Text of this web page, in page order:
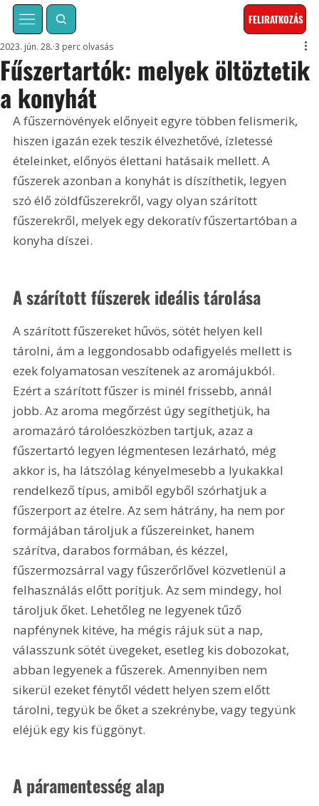
FELIRATKOZÁS
Fűszertartók: melyek öltöztetik
a konyhát
2023. jún. 28. 3 perc olvasás
A fűszernövények előnyeit egyre többen felismerik,
hiszen igazán ezek teszik élvezhetővé, ízletessé
ételeinket, előnyös élettani hatásaik mellett. A
fűszerek azonban a konyhát is díszíthetik, legyen
szó élő zöldfűszerekről, vagy olyan szárított
fűszerekről, melyek egy dekoratív fűszertartóban a
konyha díszei.
A szárított fűszerek ideális tárolása
A szárított fűszereket hűvös, sötét helyen kell
tárolni, ám a leggondosabb odafigyelés mellett is
ezek folyamatosan veszítenek az aromájukból.
Ezért a szárított fűszer is minél frissebb, annál
jobb. Az aroma megőrzést úgy segíthetjük, ha
aromazáró tárolóeszközben tartjuk, azaz a
fűszertartó legyen légmentesen lezárható, még
akkor is, ha látszólag kényelmesebb a lyukakkal
rendelkező típus, amiből egyből szórhatjuk a
fűszerport az ételre. Az sem hátrány, ha nem por
formájában tároljuk a fűszereinket, hanem
szárítva, darabos formában, és kézzel,
fűszermozsárral vagy fűszerőrlővel közvetlenül a
felhasználás előtt porítjuk. Az sem mindegy, hol
tároljuk őket. Lehetőleg ne legyenek tűző
napfénynek kitéve, ha mégis rájuk süt a nap,
válasszunk sötét üvegeket, esetleg kis dobozokat,
abban legyenek a fűszerek. Amennyiben nem
sikerül ezeket fénytől védett helyen szem előtt
tárolni, tegyük be őket a szekrénybe, vagy tegyünk
eléjük egy kis függönyt.
A páramentesség alap